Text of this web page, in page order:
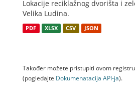
Lokacije reciklažnog dvorišta i
Velika Ludina.
PDF XLSX CSV JSON
Također možete pristupiti ovom
(pogledajte Dokumenаtаcijа API-jа).